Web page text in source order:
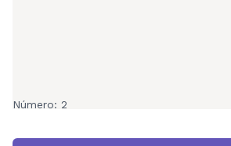
Número: 2